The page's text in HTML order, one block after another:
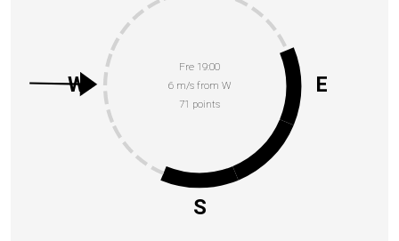
Fre 19:00
6 m/s from W
71 points
E
S
W